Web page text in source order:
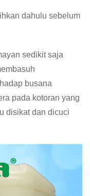
dahulu sebelum
sedikit saja
busana
pada kotoran yang
disikat dan dicuci